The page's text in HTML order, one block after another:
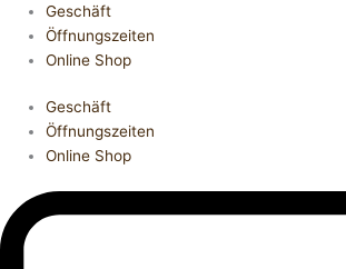
Geschäft
Öffnungszeiten
Online Shop
Geschäft
Öffnungszeiten
Online Shop